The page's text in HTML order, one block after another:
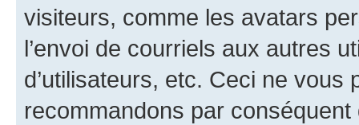
visiteurs, comme les avatars
l’envoi de courriels aux autres
d’utilisateurs, etc. Ceci ne vous
recommandons par conséquent